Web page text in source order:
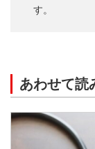
す。
あわせて読